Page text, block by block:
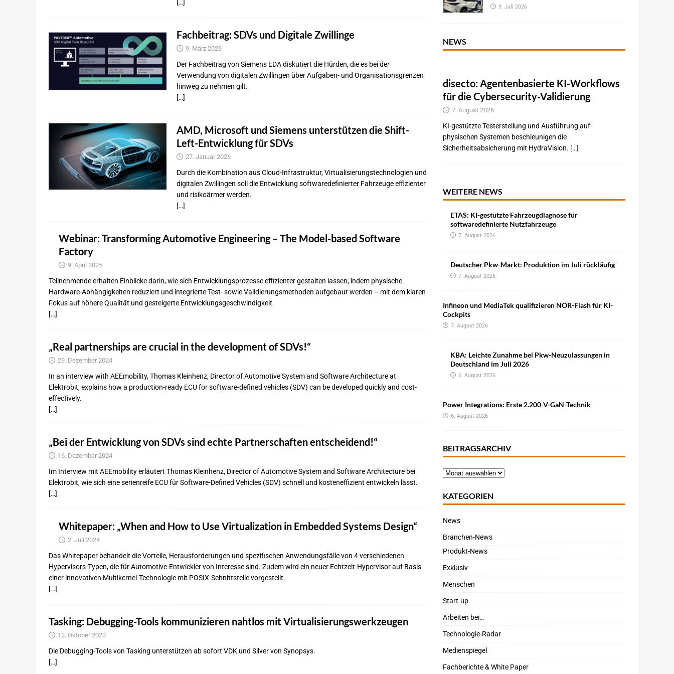
[…]
Fachbeitrag: SDVs und Digitale Zwillinge
9. März 2026
Der Fachbeitrag von Siemens EDA diskutiert die Hürden, die es bei der
Verwendung von digitalen Zwillingen über Aufgaben- und Organisationsgrenzen
hinweg zu nehmen gilt.
[…]
AMD, Microsoft und Siemens unterstützen die Shift-
Left-Entwicklung für SDVs
27. Januar 2026
Durch die Kombination aus Cloud-Infrastruktur, Virtualisierungstechnologien und
digitalen Zwillingen soll die Entwicklung softwaredefinierter Fahrzeuge effizienter
und risikoärmer werden.
[…]
Webinar: Transforming Automotive Engineering – The Model-based Software
Factory
9. April 2025
Teilnehmende erhalten Einblicke darin, wie sich Entwicklungsprozesse effizienter gestalten lassen, indem physische
Hardware-Abhängigkeiten reduziert und integrierte Test- sowie Validierungsmethoden aufgebaut werden – mit dem klaren
Fokus auf höhere Qualität und gesteigerte Entwicklungsgeschwindigkeit.
[…]
„Real partnerships are crucial in the development of SDVs!“
29. Dezember 2024
In an interview with AEEmobility, Thomas Kleinhenz, Director of Automotive System and Software Architecture at
Elektrobit, explains how a production-ready ECU for software-defined vehicles (SDV) can be developed quickly and cost-
effectively.
[…]
„Bei der Entwicklung von SDVs sind echte Partnerschaften entscheidend!“
16. Dezember 2024
Im Interview mit AEEmobility erläutert Thomas Kleinhenz, Director of Automotive System and Software Architecture bei
Elektrobit, wie sich eine serienreife ECU für Software-Defined Vehicles (SDV) schnell und kosteneffizient entwickeln lässt.
[…]
Whitepaper: „When and How to Use Virtualization in Embedded Systems Design“
2. Juli 2024
Das Whitepaper behandelt die Vorteile, Herausforderungen und spezifischen Anwendungsfälle von 4 verschiedenen
Hypervisors-Typen, die für Automotive-Entwickler von Interesse sind. Zudem wird ein neuer Echtzeit-Hypervisor auf Basis
einer innovativen Multikernel-Technologie mit POSIX-Schnittstelle vorgestellt.
[…]
Tasking: Debugging-Tools kommunizieren nahtlos mit Virtualisierungswerkzeugen
12. Oktober 2023
Die Debugging-Tools von Tasking unterstützen ab sofort VDK und Silver von Synopsys.
[…]
9. Juli 2026
NEWS
disecto: Agentenbasierte KI-Workflows
für die Cybersecurity-Validierung
7. August 2026
KI-gestützte Testerstellung und Ausführung auf
physischen Systemen beschleunigen die
Sicherheitsabsicherung mit HydraVision. […]
WEITERE NEWS
ETAS: KI-gestützte Fahrzeugdiagnose für
softwaredefinierte Nutzfahrzeuge
7. August 2026
Deutscher Pkw-Markt: Produktion im Juli rückläufig
7. August 2026
Infineon und MediaTek qualifizieren NOR-Flash für KI-
Cockpits
7. August 2026
KBA: Leichte Zunahme bei Pkw-Neuzulassungen in
Deutschland im Juli 2026
6. August 2026
Power Integrations: Erste 2.200-V-GaN-Technik
6. August 2026
BEITRAGSARCHIV
KATEGORIEN
News
Branchen-News
Produkt-News
Exklusiv
Menschen
Start-up
Arbeiten bei…
Technologie-Radar
Medienspiegel
Fachberichte & White Paper